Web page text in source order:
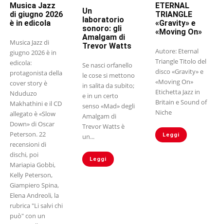
Musica Jazz
di giugno 2026
è in edicola
Musica Jazz di
giugno 2026 è in
edicola:
protagonista della
cover story è
Nduduzo
Makhathini e il CD
allegato è «Slow
Down» di Oscar
Peterson. 22
recensioni di
dischi, poi
Mariapia Gobbi,
Kelly Peterson,
Giampiero Spina,
Elena Andreoli, la
rubrica "Li salvi chi
può" con un
Un
laboratorio
sonoro: gli
Amalgam di
Trevor Watts
Se nasci orfanello
le cose si mettono
in salita da subito;
e in un certo
senso «Mad» degli
Amalgam di
Trevor Watts è
un...
Leggi
ETERNAL
TRIANGLE
«Gravity» e
«Moving On»
Autore: Eternal
Triangle Titolo del
disco «Gravity» e
«Moving On»
Etichetta Jazz in
Britain e Sound of
Niche
Leggi